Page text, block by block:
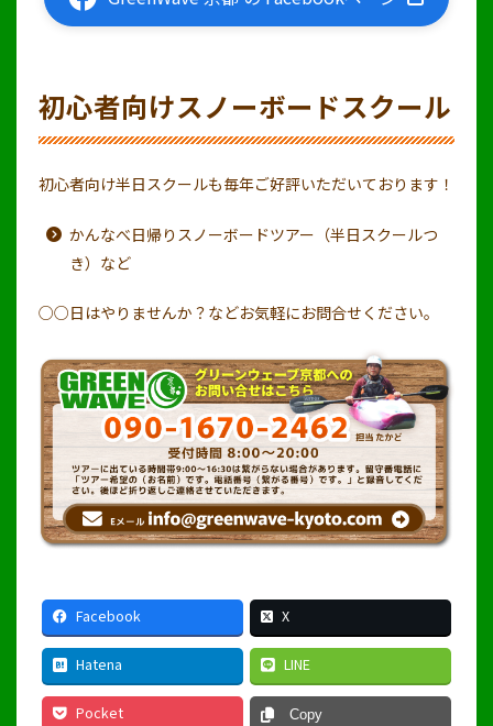
初心者向けスノーボードスクール
初心者向け半日スクールも毎年ご好評いただいております！
かんなべ日帰りスノーボードツアー（半日スクールつ
き）など
○○日はやりませんか？などお気軽にお問合せください。
Facebook X
Hatena LINE
Pocket Copy